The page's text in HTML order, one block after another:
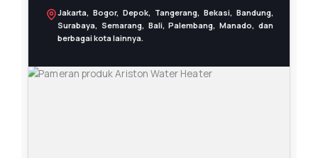
Jakarta, Bogor, Depok, Tangerang, Bekasi, Bandung,
Surabaya, Semarang, Bali, Palembang, Manado, dan
berbagai kota lainnya.